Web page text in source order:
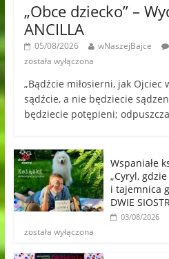
„Obce dziecko” –
ANCILLA
05/08/2026 wNaszejBajce
została wyłączona
„Bądźcie miłosierni, jak Ojciec
sądźcie, a nie będziecie
będziecie potępieni;
Wspaniałe
„Cyryl, gdzie
i tajemnica
DWIE
03/08/2026
została wyłączona